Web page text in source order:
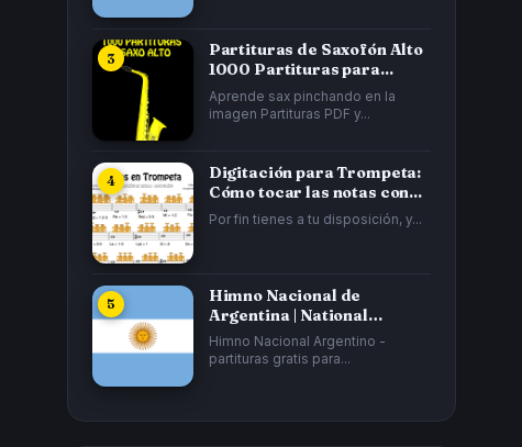
Partituras de Saxofón Alto
1000 Partituras para...
Aprende sax pinchando en la
imagen Partituras PDF y...
Digitación para Trompeta:
Cómo tocar las notas con...
Por fin tienes a tu disposición, y...
Himno Nacional de
Argentina | National
Anthem of Argentina...
Himno Nacional Argentino -
partituras gratis para...